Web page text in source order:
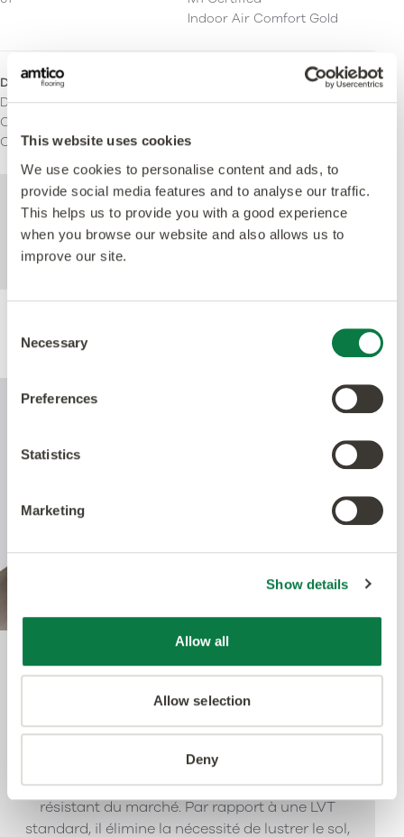
This website uses cookies
We use cookies to personalise content and ads, to
provide social media features and to analyse our traffic.
This helps us to provide you with a good experience
when you browse our website and also allows us to
improve our site.
Selection
Necessary
Preferences
Statistics
Marketing
Show details
Allow all
Allow selection
Deny
Indoor Air Comfort Gold
Domaines d'utilisation
Domestique
Commercial léger
Commercial lourd
Pour de plus amples informations
techniques sur ce produit, veuillez consulter
les caractéristiques techniques, que vous
pouvez télécharger ci-dessous.
Quantum Guard Elite
Un point clé de la construction de notre LVT est le
traitement uréthane Quantum Guard Elite.
L’uréthane Quantum Guard Elite est le plus
résistant du marché. Par rapport à une LVT
standard, il élimine la nécessité de lustrer le sol,